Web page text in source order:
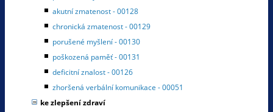
akutní zmatenost - 00128
chronická zmatenost - 00129
porušené myšlení - 00130
poškozená paměť - 00131
deficitní znalost - 00126
zhoršená verbální komunikace - 00051
ke zlepšení zdraví